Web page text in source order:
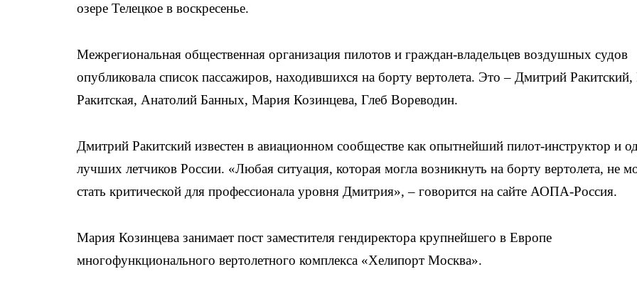
озере Телецкое в воскресенье.
Межрегиональная общественная организация пилотов и граждан-владельцев воздушных судов
опубликовала список пассажиров, находившихся на борту вертолета. Это – Дмитрий Ракитский,
Ракитская, Анатолий Банных, Мария Козинцева, Глеб Вореводин.
Дмитрий Ракитский известен в авиационном сообществе как опытнейший пилот-инструктор и
лучших летчиков России. «Любая ситуация, которая могла возникнуть на борту вертолета, не
стать критической для профессионала уровня Дмитрия», – говорится на сайте АОПА-Россия.
Мария Козинцева занимает пост заместителя гендиректора крупнейшего в Европе
многофункционального вертолетного комплекса «Хелипорт Москва».